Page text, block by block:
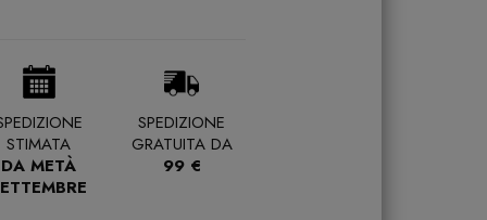
STIMATA
DA METÀ
SPEDIZIONE
GRATUITA DA
99 €